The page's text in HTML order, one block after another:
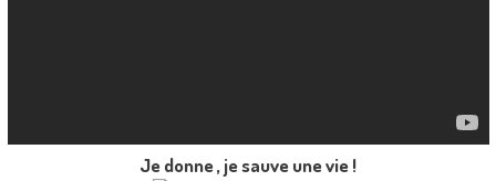
Je donne , je sauve une vie !